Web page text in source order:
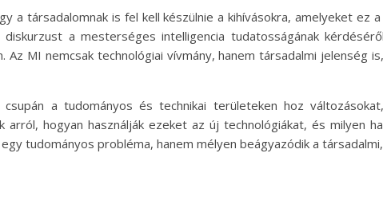
a társadalomnak is fel kell készülnie a kihívásokra, amelyeket ez
a mesterséges intelligencia tudatosságának
MI nemcsak technológiai vívmány, hanem társadalmi jelenség
a tudományos és technikai területeken hoz
hogyan használják ezeket az új technológiákat, és milyen
tudományos probléma, hanem mélyen beágyazódik a